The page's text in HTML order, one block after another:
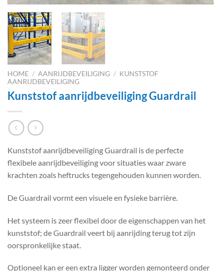
HOME / AANRIJDBEVEILIGING / KUNSTSTOF
AANRIJDBEVEILIGING
Kunststof aanrijdbeveiliging Guardrail
Kunststof aanrijdbeveiliging Guardrail is de perfecte
flexibele aanrijdbeveiliging voor situaties waar zware
krachten zoals heftrucks tegengehouden kunnen worden.
De Guardrail vormt een visuele en fysieke barrière.
Het systeem is zeer flexibel door de eigenschappen van het
kunststof; de Guardrail veert bij aanrijding terug tot zijn
oorspronkelijke staat.
Optioneel kan er een extra ligger worden gemonteerd onder